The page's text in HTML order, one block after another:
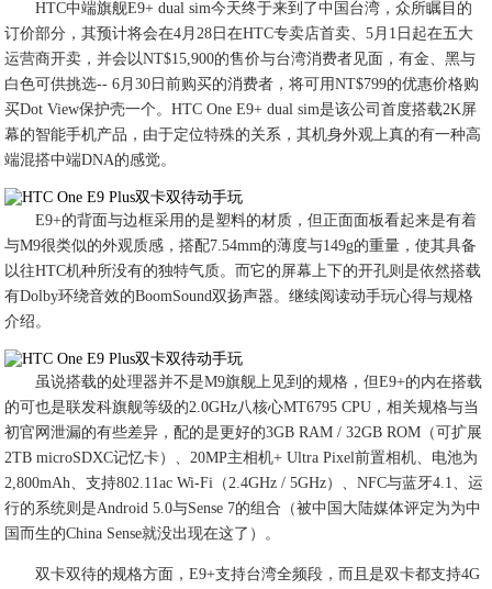
HTC中端旗舰E9+ dual sim今天终于来到了中国台湾，众所瞩目的
订价部分，其预计将会在4月28日在HTC专卖店首卖、5月1日起在五大
运营商开卖，并会以NT$15,900的售价与台湾消费者见面，有金、黑与
白色可供挑选-- 6月30日前购买的消费者，将可用NT$799的优惠价格购
买Dot View保护壳一个。HTC One E9+ dual sim是该公司首度搭载2K屏
幕的智能手机产品，由于定位特殊的关系，其机身外观上真的有一种高
端混搭中端DNA的感觉。
E9+的背面与边框采用的是塑料的材质，但正面面板看起来是有着
与M9很类似的外观质感，搭配7.54mm的薄度与149g的重量，使其具备
以往HTC机种所没有的独特气质。而它的屏幕上下的开孔则是依然搭载
有Dolby环绕音效的BoomSound双扬声器。继续阅读动手玩心得与规格
介绍。
虽说搭载的处理器并不是M9旗舰上见到的规格，但E9+的内在搭载
的可也是联发科旗舰等级的2.0GHz八核心MT6795 CPU，相关规格与当
初官网泄漏的有些差异，配的是更好的3GB RAM / 32GB ROM（可扩展
2TB microSDXC记忆卡）、20MP主相机+ Ultra Pixel前置相机、电池为
2,800mAh、支持802.11ac Wi-Fi（2.4GHz / 5GHz）、NFC与蓝牙4.1、运
行的系统则是Android 5.0与Sense 7的组合（被中国大陆媒体评定为为中
国而生的China Sense就没出现在这了）。
双卡双待的规格方面，E9+支持台湾全频段，而且是双卡都支持4G